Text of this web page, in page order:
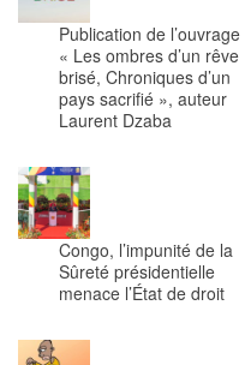
Publication de l’ouvrage
« Les ombres d’un rêve
brisé, Chroniques d’un
pays sacrifié », auteur
Laurent Dzaba
Congo, l’impunité de la
Sûreté présidentielle
menace l’État de droit